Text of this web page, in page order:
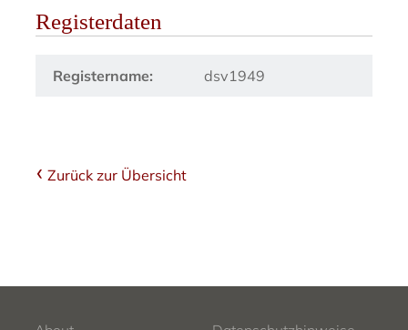
Registerdaten
Registername: dsv1949
Zurück zur Übersicht